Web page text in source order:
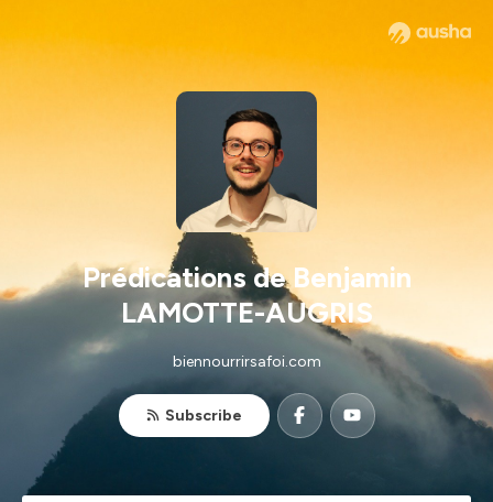
Prédications de Benjamin
LAMOTTE-AUGRIS
biennourrirsafoi.com
Subscribe